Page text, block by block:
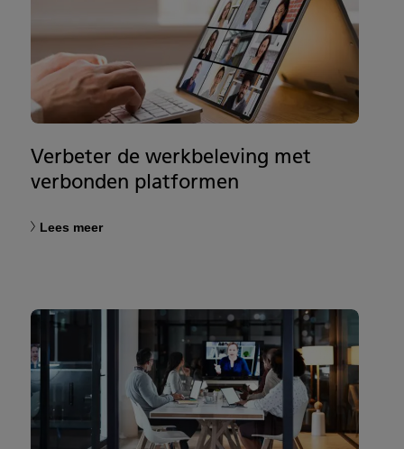
Verbeter de werkbeleving met
verbonden platformen
Lees meer